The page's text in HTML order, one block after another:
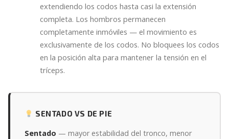
extendiendo los codos hasta casi la extensión
completa. Los hombros permanecen
completamente inmóviles — el movimiento es
exclusivamente de los codos. No bloquees los codos
en la posición alta para mantener la tensión en el
tríceps.
SENTADO VS DE PIE
Sentado — mayor estabilidad del tronco, menor